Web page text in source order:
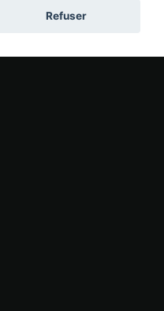
Refuser